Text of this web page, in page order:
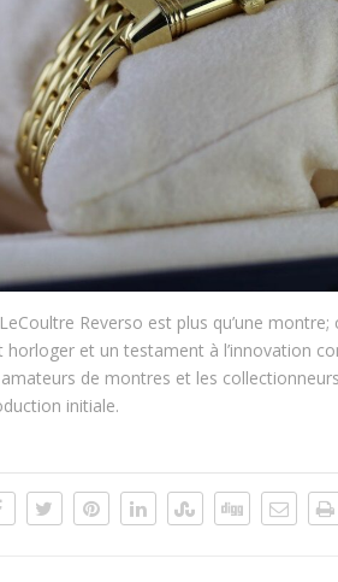
Reverso est plus qu’une montre;
horloger et un testament à l’innovation
de montres et les
initiale.